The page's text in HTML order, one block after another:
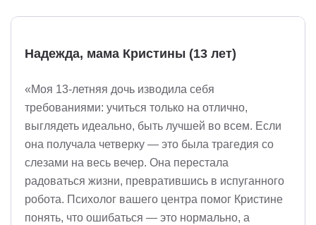
Надежда, мама Кристины (13 лет)
«Моя 13-летняя дочь изводила себя
требованиями: учиться только на отлично,
выглядеть идеально, быть лучшей во всем. Если
она получала четверку — это была трагедия со
слезами на весь вечер. Она перестала
радоваться жизни, превратившись в испуганного
робота. Психолог вашего центра помог Кристине
понять, что ошибаться — это нормально, а